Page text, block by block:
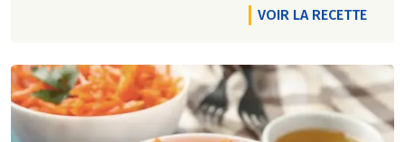
VOIR LA RECETTE